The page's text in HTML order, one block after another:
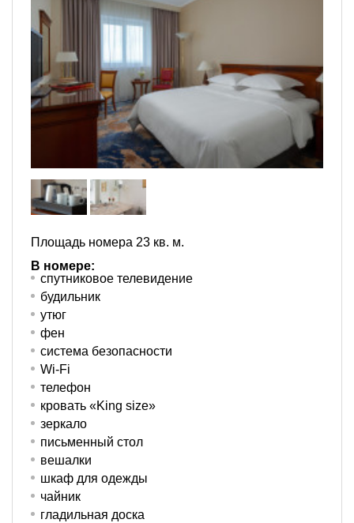
Площадь номера 23 кв. м.
В номере:
спутниковое телевидение
будильник
утюг
фен
система безопасности
Wi-Fi
телефон
кровать «King size»
зеркало
письменный стол
вешалки
шкаф для одежды
чайник
гладильная доска